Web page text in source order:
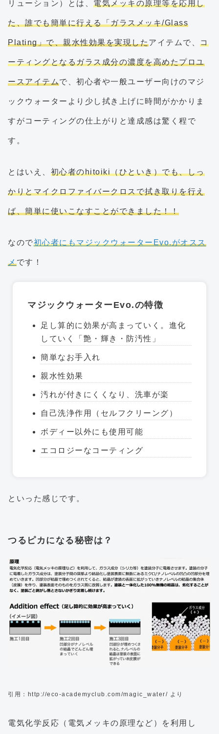
リューション）とは、 電気メッキの原理等を応用し
た、誰でも簡単に行える「ガラスメッキ/Glass
Plating」で、親水性効果を実現したアイテムで、 コ
ーティングとなるガラス成分の濃度を高めたプロユ
ースアイテムで、初心者や一般ユーザー向けのマジ
ックウォーターより少し拭き上げに時間がかかりま
すがコーティングの仕上がりと達成感は驚く程で
す。
とはいえ、 初心者のhitoiki（ひといき）でも、しっ
かりとマイクロファイバークロスで拭き取りを行え
ば、簡単に使いこなすことができました！！
なので初心者にもマジックウォーターEvo.がオスス
メです！
マジックウォーターEvo.の特徴
足し算的に効果が高まっていく。進化
していく「艶・輝き・防汚性」
簡単なお手入れ
親水性効果
汚れが付きにくくなり、洗車が楽
自己洗浄作用（セルフクリーング）
ボディー以外にも使用可能
エコロジーなコーティング
といった感じです。
つるピカになる秘密は？
引用：http://eco-academyclub.com/magic_water/ より
電気化学反応（電気メッキの原理など）を利用し